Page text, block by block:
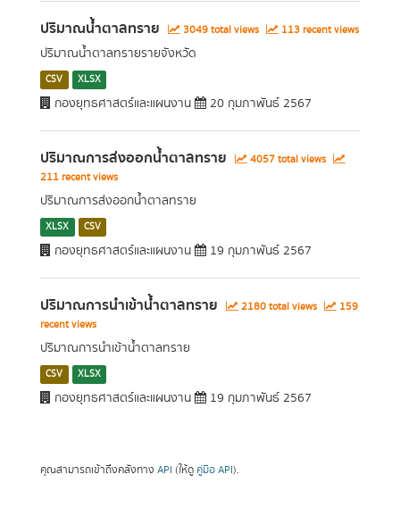
ปริมาณน้ำตาลทราย 3049 total views 113 recent views
ปริมาณน้ำตาลทรายรายจังหวัด
CSV XLSX
กองยุทธศาสตร์และแผนงาน 20 กุมภาพันธ์ 2567
ปริมาณการส่งออกน้ำตาลทราย
4057 total views
211 recent views
ปริมาณการส่งออกน้ำตาลทราย
XLSX CSV
กองยุทธศาสตร์และแผนงาน 19 กุมภาพันธ์ 2567
ปริมาณการนำเข้าน้ำตาลทราย 2180 total views
159
recent views
ปริมาณการนำเข้าน้ำตาลทราย
CSV XLSX
กองยุทธศาสตร์และแผนงาน 19 กุมภาพันธ์ 2567
คุณสามารถเข้าถึงคลังทาง API (ให้ดู คู่มือ API).